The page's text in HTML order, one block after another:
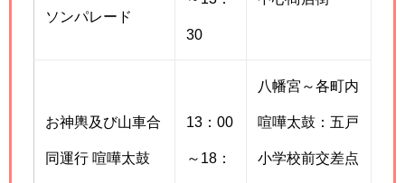
ソンパレード
30
お神輿及び山車合
同運行 喧嘩太鼓
13：00
～18：
八幡宮～各町内
喧嘩太鼓：五戸
小学校前交差点